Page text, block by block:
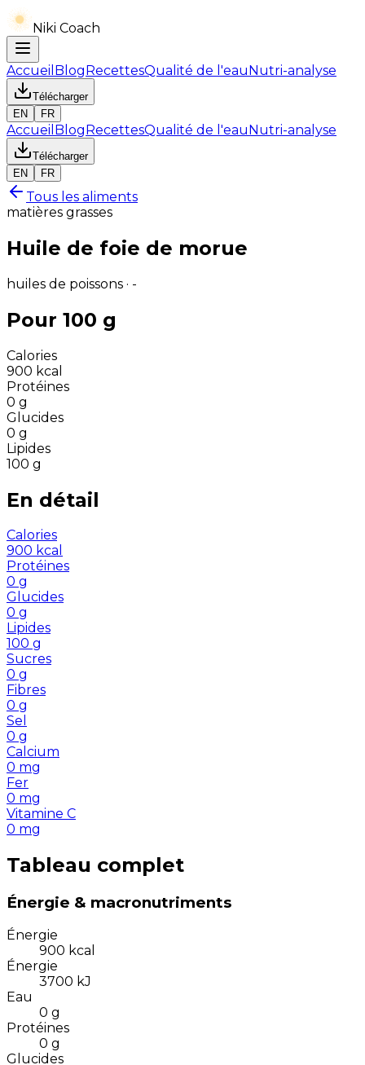
Niki Coach
Accueil BlogRecettesQualité de l'eauNutri-analyse
Télécharger
EN
FR
Accueil BlogRecettesQualité de l'eauNutri-analyse
Télécharger
EN
FR
Tous les aliments
matières grasses
Huile de foie de morue
huiles de poissons · -
Pour 100 g
Calories
900 kcal
Protéines
0 g
Glucides
0 g
Lipides
100 g
En détail
Calories
900 kcal
Protéines
0 g
Glucides
0 g
Lipides
100 g
Sucres
0 g
Fibres
0 g
Sel
0 g
Calcium
0 mg
Fer
0 mg
Vitamine C
0 mg
Tableau complet
Énergie & macronutriments
Énergie
900 kcal
Énergie
3700 kJ
Eau
0 g
Protéines
0 g
Glucides